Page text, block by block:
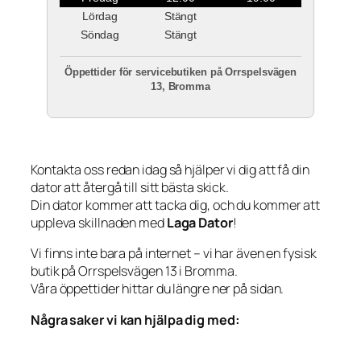
Lördag
Stängt
Söndag
Stängt
Öppettider för servicebutiken på Orrspelsvägen
13, Bromma
Kontakta oss redan idag så hjälper vi dig att få din
dator att återgå till sitt bästa skick.
Din dator kommer att tacka dig, och du kommer att
uppleva skillnaden medLaga Dator!
Vi finns inte bara på internet – vi har även en fysisk
butik på Orrspelsvägen 13 i Bromma.
Våra öppettider hittar du längre ner på sidan.
Några saker vi kan hjälpa dig med: